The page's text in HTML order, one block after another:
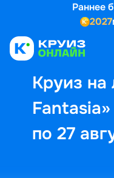
Раннее
2027
Круиз на
по 27